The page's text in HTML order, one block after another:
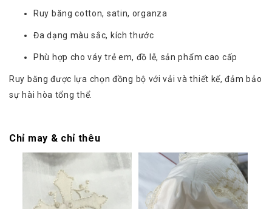
Ruy băng cotton, satin, organza
Đa dạng màu sắc, kích thước
Phù hợp cho váy trẻ em, đồ lễ, sản phẩm cao cấp
Ruy băng được lựa chọn đồng bộ với vải và thiết kế, đảm bảo
sự hài hòa tổng thể.
Chỉ may & chỉ thêu